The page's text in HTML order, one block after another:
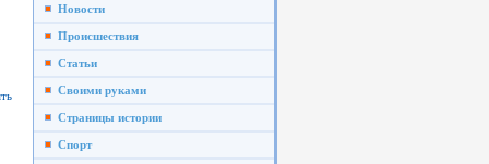
Новости
Происшествия
Статьи
Своими руками
Страницы истории
Спорт